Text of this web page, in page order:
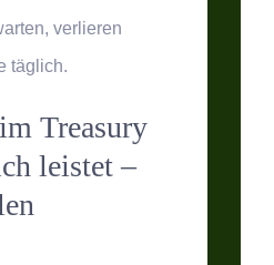
verlieren
täglich.
Treasury
leistet –